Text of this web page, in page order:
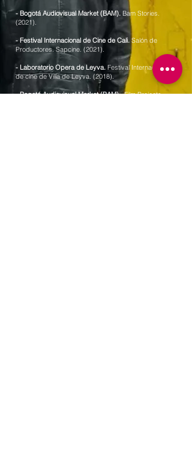
- Bogotá Audiovisual Market (BAM). Bam Stories.
(2021).
- Festival Internacional de Cine de Cali. Salón de
Productores. Sapcine. (2021).
- Laboratorio Opera de Leyva. Festival Internacional
de cine de Villa de Leyva. (2018).
- Bogotá Audiovisual Market (BAM).Film Projects.